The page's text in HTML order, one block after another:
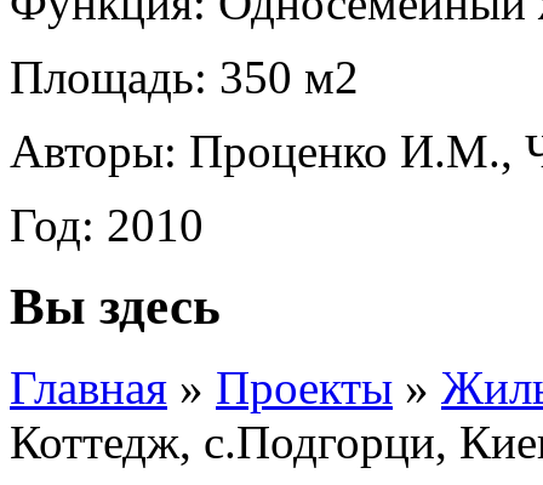
Площадь: 350 м2
Авторы: Проценко И.М.,
Год: 2010
Вы здесь
Главная » Проекты »
Коттедж, с.Подгорци,